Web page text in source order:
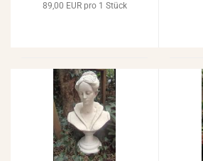
89,00 EUR pro 1 Stück